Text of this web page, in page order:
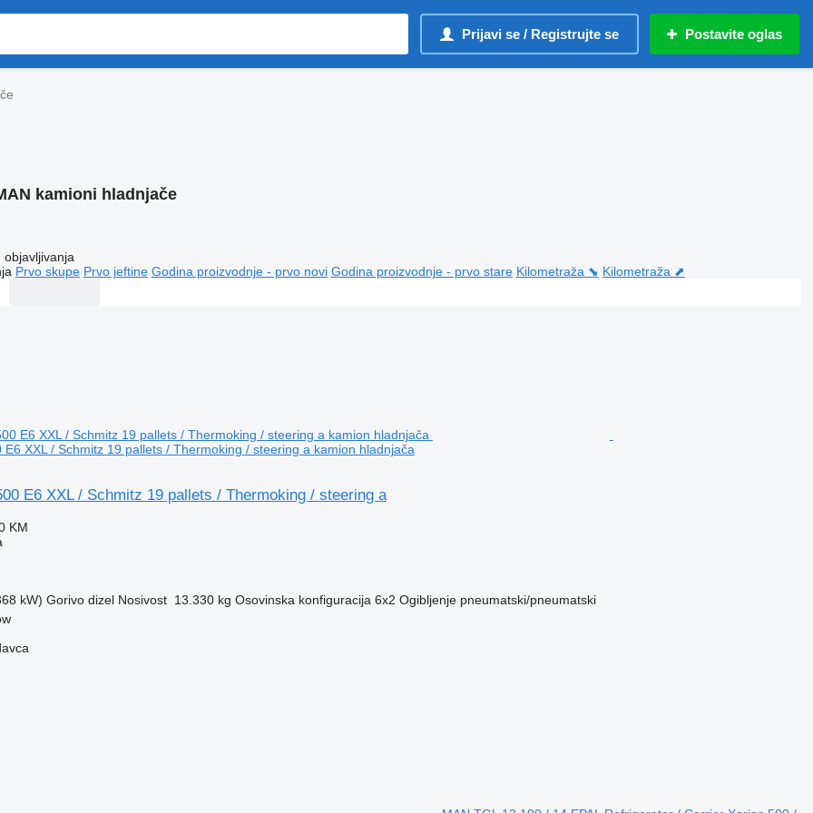
Prijavi se / Registrujte se Postavite oglas
kamioni hladnjače
objavljivanja
Prvo skupe Prvo jeftine Godina proizvodnje - prvo novi Godina proizvodnje - prvo stare Kilometraža ⬊ Kilometraža ⬈
E6 XXL / Schmitz 19 pallets / Thermoking / steering a kamion hladnjača
E6 XXL / Schmitz 19 pallets / Thermoking / steering a
KM
kW) Gorivo dizel Nosivost 13.330 kg Osovinska konfiguracija 6x2 Ogibljenje pneumatski/pneumatski